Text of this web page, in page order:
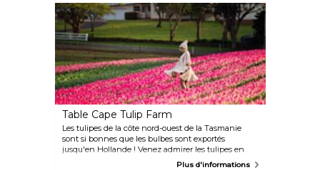
Table Cape Tulip Farm
Les tulipes de la côte nord-ouest de la Tasmanie
sont si bonnes que les bulbes sont exportés
jusqu'en Hollande ! Venez admirer les tulipes en
pleine floraison à Wynyard en octobre, lorsque les
Plus d'informations